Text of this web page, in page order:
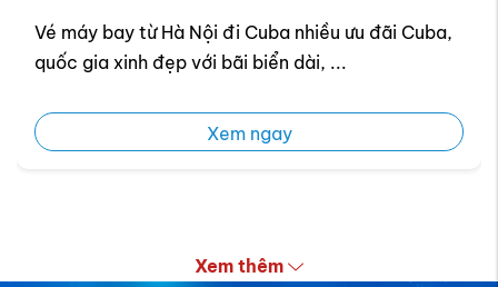
Vé máy bay từ Hà Nội đi Cuba nhiều ưu đãi Cuba,
quốc gia xinh đẹp với bãi biển dài, ...
Xem ngay
Xem thêm